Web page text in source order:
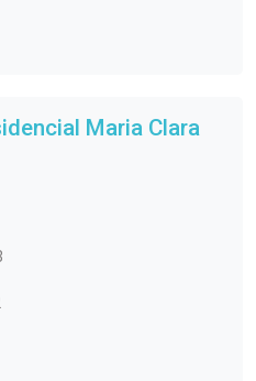
Maria Clara